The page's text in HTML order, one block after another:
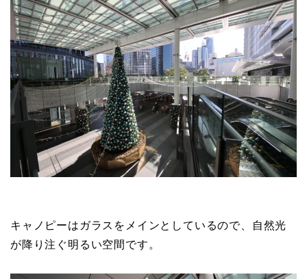
キャノピーはガラスをメインとしているので、自然光
が降り注ぐ明るい空間です。